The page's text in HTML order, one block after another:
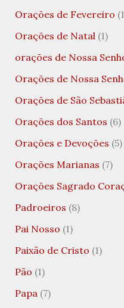
Orações de Fevereiro
Orações de Natal(1)
orações de Nossa
Orações de Nossa
Orações de São
Orações dos Santos (6)
Orações e Devoções (5)
Orações Marianas (7)
Orações Sagrado
Padroeiros (8)
Pai Nosso (1)
Paixão de Cristo (1)
Pão (1)
Papa(7)